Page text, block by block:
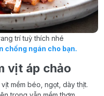
trí tuỳ thích nhé
chống ngán cho bạn.
vịt áp chảo
mềm béo, ngọt, dày thịt.